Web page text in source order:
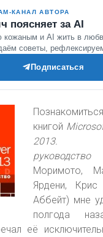
КАНАЛ АВТОРА
поясняет за AI
кожаным и AI жить в
советы,
Подписаться
книгой
2013.
руководство
Моримото,
Ярдени,
Аббейт) мне
полгода
её